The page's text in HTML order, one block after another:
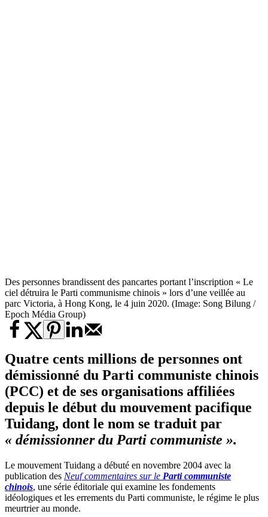
Des personnes brandissent des pancartes portant l’inscription « Le
ciel détruira le Parti communisme chinois » lors d’une veillée au
parc Victoria, à Hong Kong, le 4 juin 2020. (Image: Song Bilung /
Epoch Média Group)
Quatre cents millions de personnes ont
démissionné du Parti communiste chinois
(PCC) et de ses organisations affiliées
depuis le début du mouvement pacifique
Tuidang, dont le nom se traduit par
« démissionner du Parti communiste ».
Le mouvement Tuidang a débuté en novembre 2004 avec la
publication des Neuf commentaires sur le Parti communiste
chinois, une série éditoriale qui examine les fondements
idéologiques et les errements du Parti communiste, le régime le plus
meurtrier au monde.